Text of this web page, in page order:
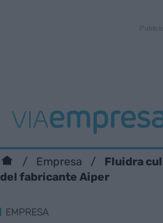
Empresa
Fluidra
del fabricante Aiper
EMPRESA